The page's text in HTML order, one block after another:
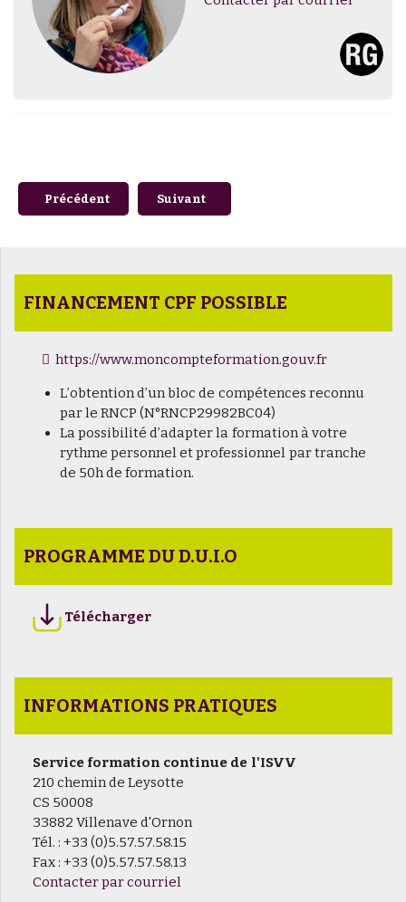
Article précédent : D.U.T.E - Diplôme Universitaire de
Précédent Article suivant : D.U.A.D - Diplôme
Suivant
FINANCEMENT CPF POSSIBLE
https://www.moncompteformation.gouv.fr
L’obtention d’un bloc de compétences reconnu
par le RNCP (N°RNCP29982BC04)
La possibilité d’adapter la formation à votre
rythme personnel et professionnel par tranche
de 50h de formation.
PROGRAMME DU D.U.I.O
Télécharger
INFORMATIONS PRATIQUES
Service formation continue de l'ISVV
210 chemin de Leysotte
CS 50008
33882 Villenave d'Ornon
Tél. : +33 (0)5.57.57.58.15
Fax : +33 (0)5.57.57.58.13
Contacter par courriel